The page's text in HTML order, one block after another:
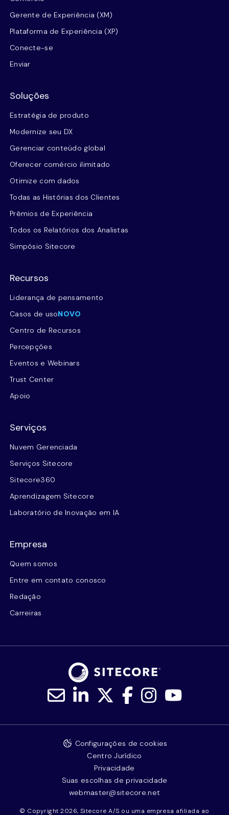
Gerente de Experiência (XM)
Plataforma de Experiência (XP)
Conecte-se
Enviar
Soluções
Estratégia de produto
Modernize seu DX
Gerenciar conteúdo global
Oferecer comércio ilimitado
Otimize com dados
Todas as Histórias dos Clientes
Prêmios de Experiência
Todos os Relatórios dos Analistas
Simpósio Sitecore
Recursos
Liderança de pensamento
Casos de usoNOVO
Centro de Recursos
Percepções
Eventos e Webinars
Trust Center
Apoio
Serviços
Nuvem Gerenciada
Serviços Sitecore
Sitecore360
Aprendizagem Sitecore
Laboratório de Inovação em IA
Empresa
Quem somos
Entre em contato conosco
Redação
Carreiras
© Copyright 2026, Sitecore A/S ou uma empresa afiliada ao
Configurações de cookies
Centro Jurídico
Privacidade
Suas escolhas de privacidade
webmaster@sitecore.net